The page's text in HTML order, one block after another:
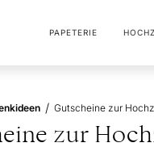
PAPETERIE
/
zur